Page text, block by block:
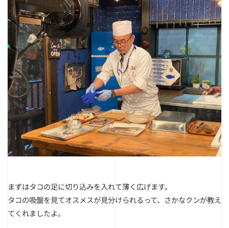
まずはタコの足に切り込みを入れて薄く広げます。
タコの吸盤を見てオスメスが見分けられるって、さかなクンが教え
てくれましたよ。